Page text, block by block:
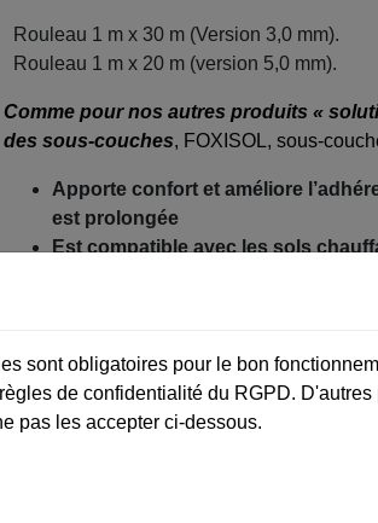
Rouleau 1 m x 30 m (Version 3,0 mm).
Rouleau 1 m x 20 m (version 5,0 mm).
Comme pour nos autres produits «
des sous-couches, FOXISOL, sous-
Apporte confort et améliore
est prolongée
Est compatible avec les sols
Fiche produit
sont obligatoires pour le bon
de confidentialité du RGPD. D'autres
pas les accepter ci-dessous.